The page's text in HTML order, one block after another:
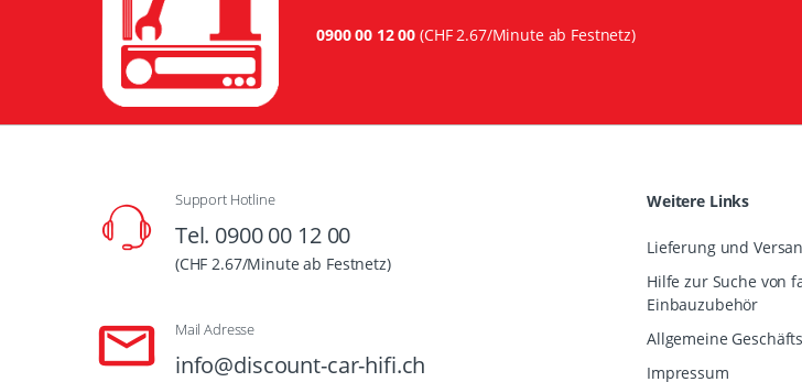
0900 00 12 00 (CHF 2.67/Minute ab Festnetz)
Support Hotline
Tel. 0900 00 12 00
(CHF 2.67/Minute ab Festnetz)
Mail Adresse
info@discount-car-hifi.ch
Weitere Links
Lieferung und
Hilfe zur Suche von
Einbauzubehör
Allgemeine
Impressum